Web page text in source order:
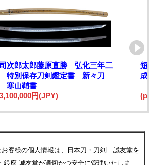
次郎太郎藤原直勝 弘化三年二
特別保存刀剣鑑定書 新々刀
寒山鞘書
円(JPY)
短
成
お客様の個人情報は、日本刀・刀剣 誠友堂を
銀座 誠友堂が適切かつ安全に管理いたしま